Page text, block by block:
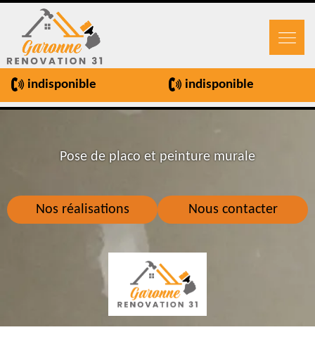
indisponible indisponible
Nos réalisations Nous contacter
Pose de placo et peinture murale